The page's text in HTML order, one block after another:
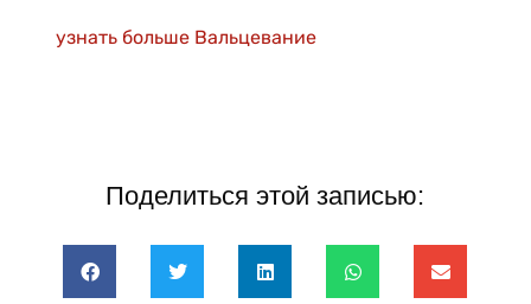
узнать больше Вальцевание
Поделиться этой записью: